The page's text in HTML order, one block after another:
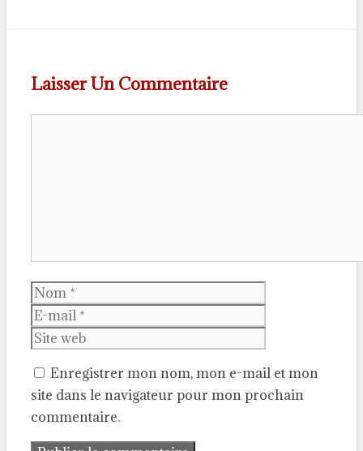
Laisser Un Commentaire
Nom
Enregistrer mon nom, mon e-mail et mon
site dans le navigateur pour mon prochain
commentaire.